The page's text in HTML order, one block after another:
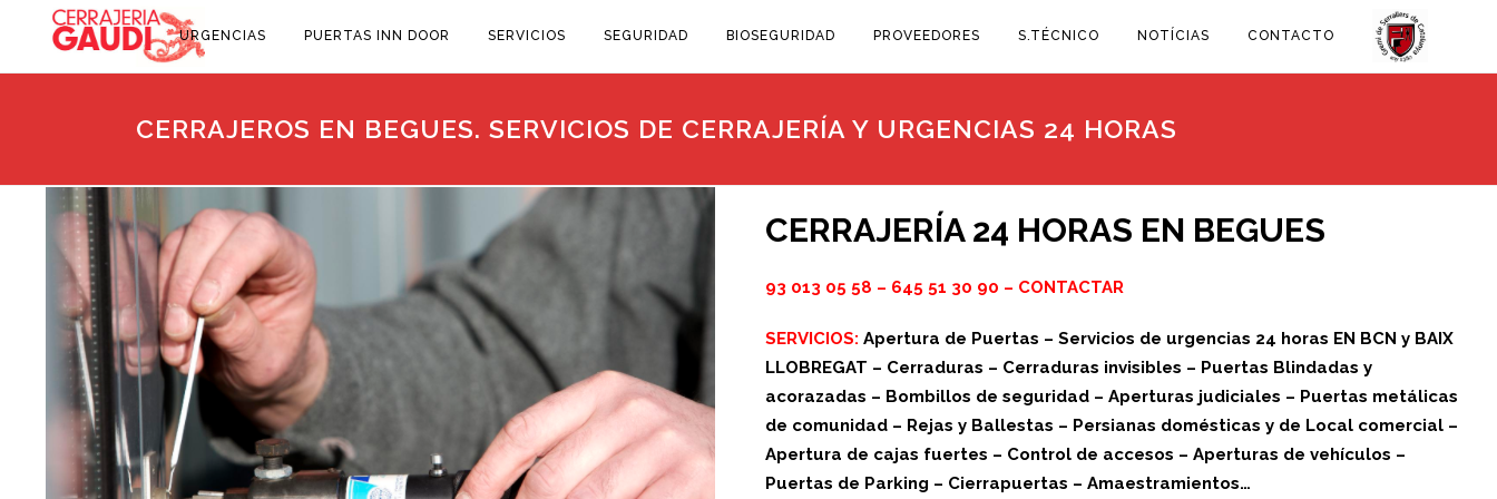
URGENCIAS PUERTAS INN DOOR SERVICIOS SEGURIDAD BIOSEGURIDAD PROVEEDORES S.TÉCNICO NOTÍCIAS CONTACTO
CERRAJEROS EN BEGUES. SERVICIOS DE CERRAJERÍA Y URGENCIAS 24 HORAS
CERRAJERÍA 24 HORAS EN BEGUES
93 013 05 58 – 645 51 30 90 – CONTACTAR
SERVICIOS: Apertura de Puertas – Servicios de urgencias 24 horas EN BCN y BAIX
LLOBREGAT – Cerraduras – Cerraduras invisibles – Puertas Blindadas y
acorazadas – Bombillos de seguridad – Aperturas judiciales – Puertas metálicas
de comunidad – Rejas y Ballestas – Persianas domésticas y de Local comercial –
Apertura de cajas fuertes – Control de accesos – Aperturas de vehículos –
Puertas de Parking – Cierrapuertas – Amaestramientos…